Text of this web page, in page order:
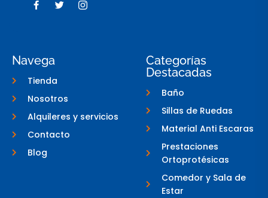
a
k
f
w c
m
Navega
Tienda
Nosotros
Alquileres y servicios
Contacto
Blog
Categorías
Destacadas
Baño
Sillas de Ruedas
Material Anti Escaras
Prestaciones
Ortoprotésicas
Comedor y Sala de
Estar